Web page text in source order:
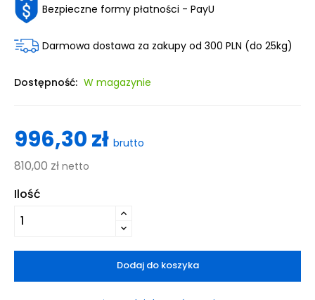
Bezpieczne formy płatności - PayU
Darmowa dostawa za zakupy od 300 PLN (do 25kg)
Dostępność: W magazynie
996,30 zł brutto
810,00 zł netto
Ilość
Dodaj do koszyka